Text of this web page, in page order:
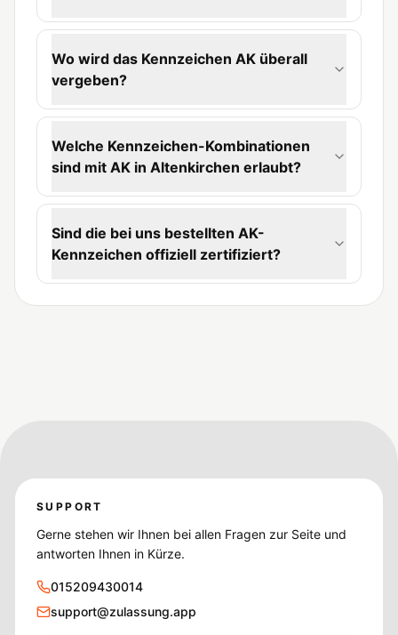
Wo wird das Kennzeichen AK überall
vergeben?
Welche Kennzeichen-Kombinationen
sind mit AK in Altenkirchen erlaubt?
Sind die bei uns bestellten AK-
Kennzeichen offiziell zertifiziert?
SUPPORT
Gerne stehen wir Ihnen bei allen Fragen zur Seite und
antworten Ihnen in Kürze.
015209430014
support@zulassung.app